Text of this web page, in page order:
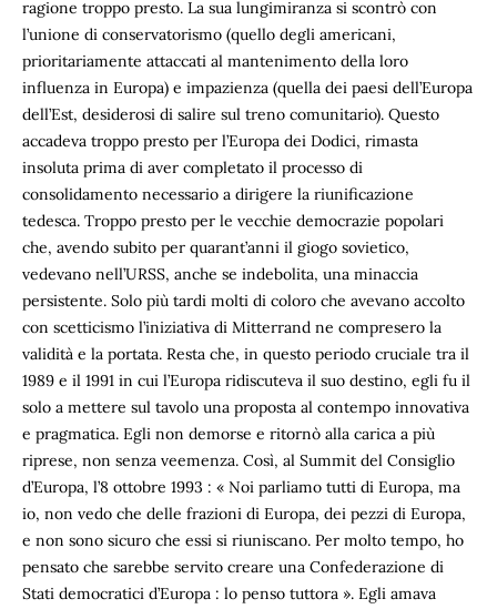
ragione troppo presto. La sua lungimiranza si scontrò con
l’unione di conservatorismo (quello degli americani,
prioritariamente attaccati al mantenimento della loro
influenza in Europa) e impazienza (quella dei paesi dell’Europa
dell’Est, desiderosi di salire sul treno comunitario). Questo
accadeva troppo presto per l’Europa dei Dodici, rimasta
insoluta prima di aver completato il processo di
consolidamento necessario a dirigere la riunificazione
tedesca. Troppo presto per le vecchie democrazie popolari
che, avendo subito per quarant’anni il giogo sovietico,
vedevano nell’URSS, anche se indebolita, una minaccia
persistente. Solo più tardi molti di coloro che avevano accolto
con scetticismo l’iniziativa di Mitterrand ne compresero la
validità e la portata. Resta che, in questo periodo cruciale tra il
1989 e il 1991 in cui l’Europa ridiscuteva il suo destino, egli fu il
solo a mettere sul tavolo una proposta al contempo innovativa
e pragmatica. Egli non demorse e ritornò alla carica a più
riprese, non senza veemenza. Così, al Summit del Consiglio
d’Europa, l’8 ottobre 1993 : « Noi parliamo tutti di Europa, ma
io, non vedo che delle frazioni di Europa, dei pezzi di Europa,
e non sono sicuro che essi si riuniscano. Per molto tempo, ho
pensato che sarebbe servito creare una Confederazione di
Stati democratici d’Europa : lo penso tuttora ». Egli amava